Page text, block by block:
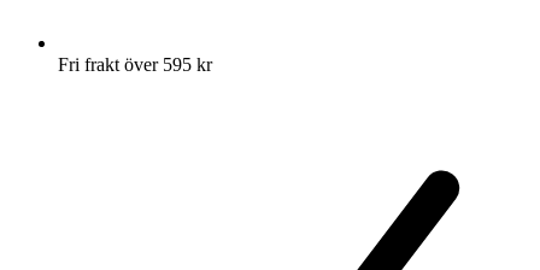
Fri frakt över 595 kr